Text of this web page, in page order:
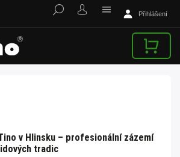
Přihlášení
v Hlinsku – profesionální zázemí
tradic